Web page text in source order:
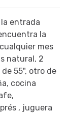
entrada
la
mes
natural, 2
55", otro de
cocina
, juguera